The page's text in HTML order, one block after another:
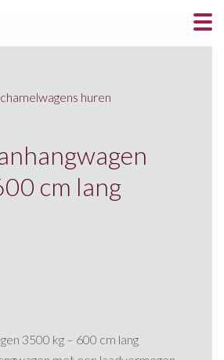
huren
cm lang
3500 kg – 600 cm lang